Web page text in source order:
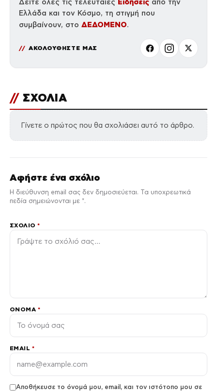
Δείτε όλες τις τελευταίες Ειδήσεις από την
Ελλάδα και τον Κόσμο, τη στιγμή που
συμβαίνουν, στο ΔΕΔΟΜΕΝΟ.
ΑΚΟΛΟΥΘΗΣΤΕ ΜΑΣ
// ΣΧΟΛΙΑ
Γίνετε ο πρώτος που θα σχολιάσει αυτό το άρθρο.
Αφήστε ένα σχόλιο
Η διεύθυνση email σας δεν δημοσιεύεται. Τα υποχρεωτικά
πεδία σημειώνονται με *.
ΣΧΌΛΙΟ*
ΌΝΟΜΑ *
EMAIL *
Αποθήκευσε το όνομά μου, email, και τον ιστότοπο μου σε